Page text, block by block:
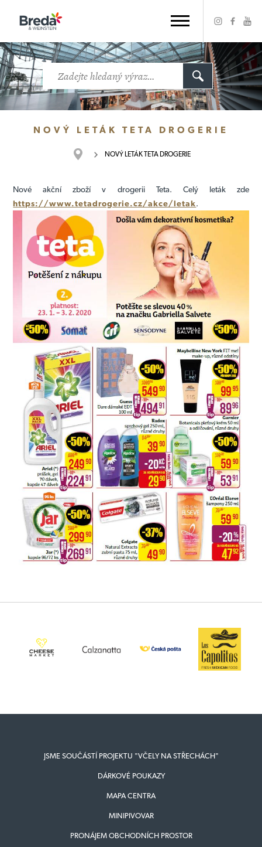
NOVÝ LETÁK TETA DROGERIE
NOVÝ LETÁK TETA DROGERIE
Nové akční zboží v drogerii Teta. Celý leták zde
https://www.tetadrogerie.cz/akce/letak.
JSME SOUČÁSTÍ PROJEKTU "VČELY NA STŘECHÁCH"
DÁRKOVÉ POUKAZY
MAPA CENTRA
MINIPIVOVAR
PRONÁJEM OBCHODNÍCH PROSTOR